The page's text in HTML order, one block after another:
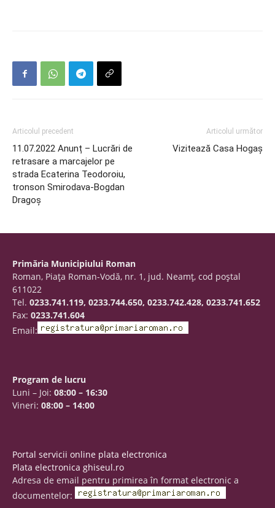
Articolul precedent
11.07.2022 Anunț – Lucrări de
retrasare a marcajelor pe
strada Ecaterina Teodoroiu,
tronson Smirodava-Bogdan
Dragoș
Articolul următor
Vizitează Casa Hogaș
Primăria Municipiului Roman
Roman, Piaţa Roman-Vodă, nr. 1, jud. Neamţ, cod poştal
611022
Tel. 0233.741.119, 0233.744.650, 0233.742.428, 0233.741.652
Fax: 0233.741.604
Email:
Program de lucru
Luni – Joi: 08:00 – 16:30
Vineri: 08:00 – 14:00
Portal servicii online plata electronica
Plata electronica ghiseul.ro
Adresa de email pentru primirea în format electronic a
documentelor: